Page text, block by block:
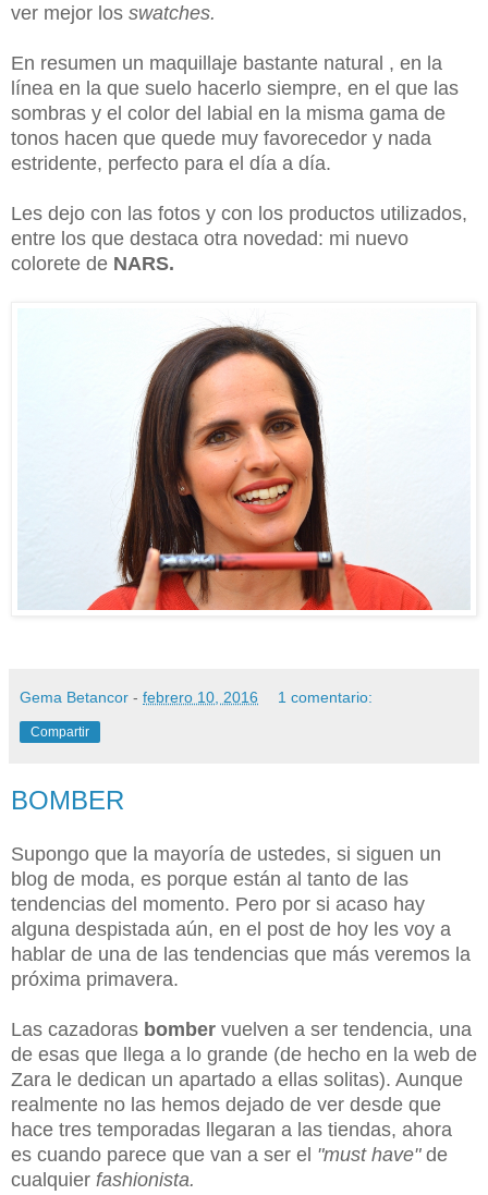
ver mejor los swatches.
En resumen un maquillaje bastante natural , en la
línea en la que suelo hacerlo siempre, en el que las
sombras y el color del labial en la misma gama de
tonos hacen que quede muy favorecedor y nada
estridente, perfecto para el día a día.
Les dejo con las fotos y con los productos utilizados,
entre los que destaca otra novedad: mi nuevo
colorete de NARS.
Gema Betancor - febrero 10, 2016 1 comentario:
Compartir
BOMBER
Supongo que la mayoría de ustedes, si siguen un
blog de moda, es porque están al tanto de las
tendencias del momento. Pero por si acaso hay
alguna despistada aún, en el post de hoy les voy a
hablar de una de las tendencias que más veremos la
próxima primavera.
Las cazadoras bomber vuelven a ser tendencia, una
de esas que llega a lo grande (de hecho en la web de
Zara le dedican un apartado a ellas solitas). Aunque
realmente no las hemos dejado de ver desde que
hace tres temporadas llegaran a las tiendas, ahora
es cuando parece que van a ser el "must have"de
cualquier fashionista.